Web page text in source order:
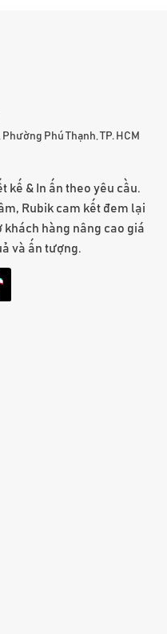
Phú Thạnh, TP. HCM
kế & In ấn theo yêu cầu.
Rubik cam kết đem lại
hàng nâng cao giá
và ấn tượng.